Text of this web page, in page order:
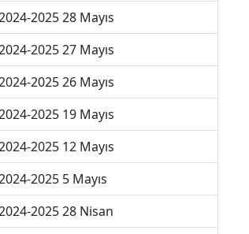
2025 28 Mayıs
2025 27 Mayıs
2025 26 Mayıs
2025 19 Mayıs
2025 12 Mayıs
2025 5 Mayıs
2025 28 Nisan